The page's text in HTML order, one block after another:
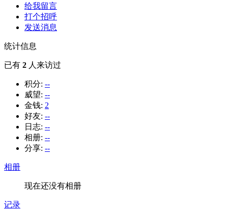
给我留言
打个招呼
发送消息
统计信息
已有 2 人来访过
积分: --
威望: --
金钱: 2
好友: --
日志: --
相册: --
分享: --
相册
现在还没有相册
记录